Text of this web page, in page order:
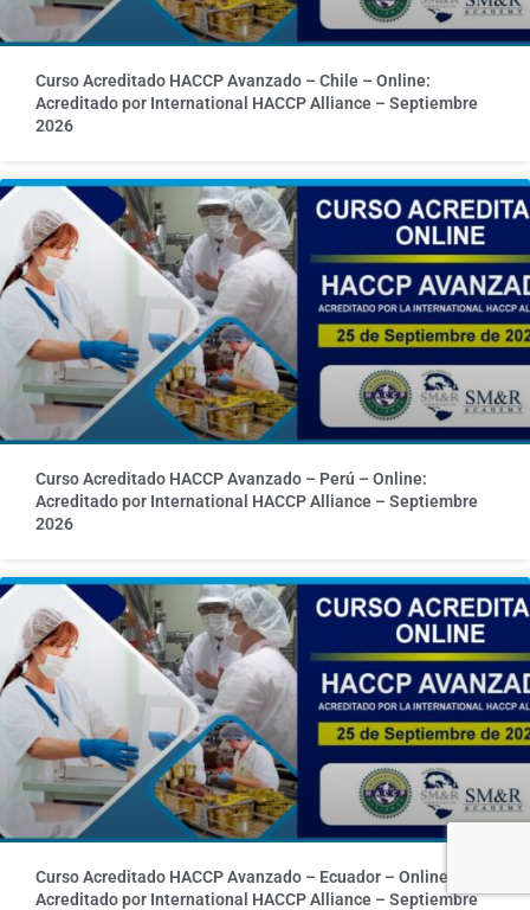
Curso Acreditado HACCP Avanzado – Chile – Online:
Acreditado por International HACCP Alliance – Septiembre
2026
Curso Acreditado HACCP Avanzado – Perú – Online:
Acreditado por International HACCP Alliance – Septiembre
2026
Curso Acreditado HACCP Avanzado – Ecuador – Online:
Acreditado por International HACCP Alliance – Septiembre